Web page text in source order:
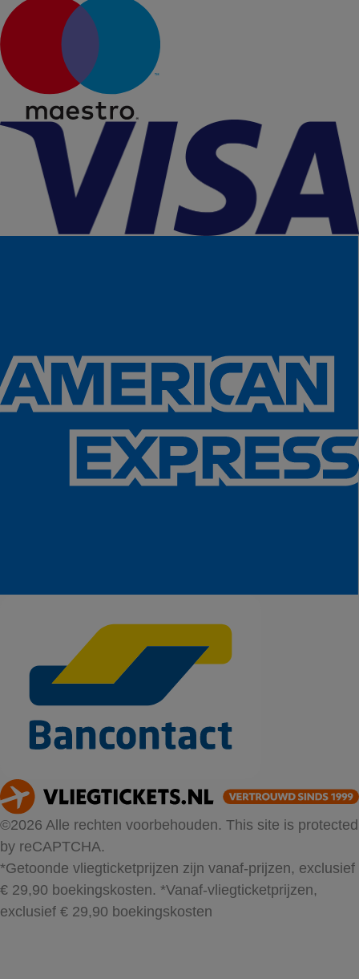
©2026 Alle rechten voorbehouden. This site is protected
by reCAPTCHA.
*Getoonde vliegticketprijzen zijn vanaf-prijzen, exclusief
€ 29,90 boekingskosten. *Vanaf-vliegticketprijzen,
exclusief € 29,90 boekingskosten